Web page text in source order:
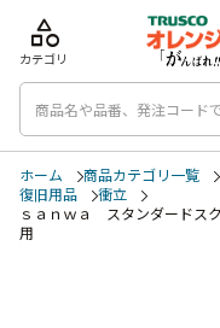
category
カテゴリ
ホーム 商品カテゴリ一覧
復旧用品
衝立
ｓａｎｗａ スタンダードス
用